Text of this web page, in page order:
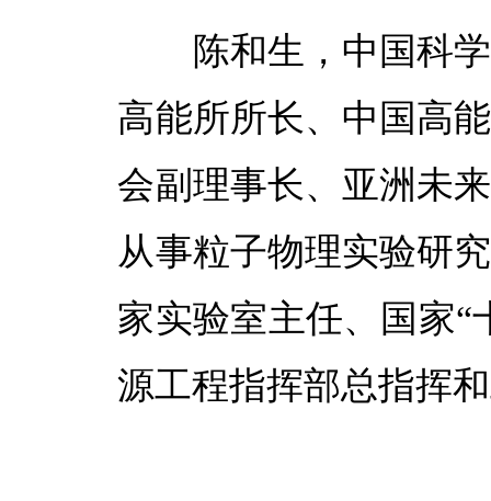
陈和生， 中国科
高能所所长、中国高
会副理事长、亚洲未
从事粒子物理实验研
家实验室主任、国家“
源工程指挥部总指挥